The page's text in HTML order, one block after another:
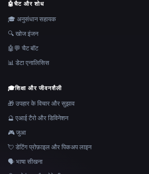
🤖चैट और शोध
🎓 अनुसंधान सहायक
🔍 खोज इंजन
🤖💬 चैट बॉट
📊 डेटा एनालिसिस
🎓शिक्षा और जीवनशैली
🎁 उपहार के विचार और सुझाव
🔮 एआई टैरो और डिविनेशन
🎮 जुआ
💘 डेटिंग प्रोफ़ाइल और पिकअप लाइन
🗣️ भाषा सीखना